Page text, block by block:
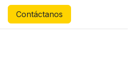
Contáctanos